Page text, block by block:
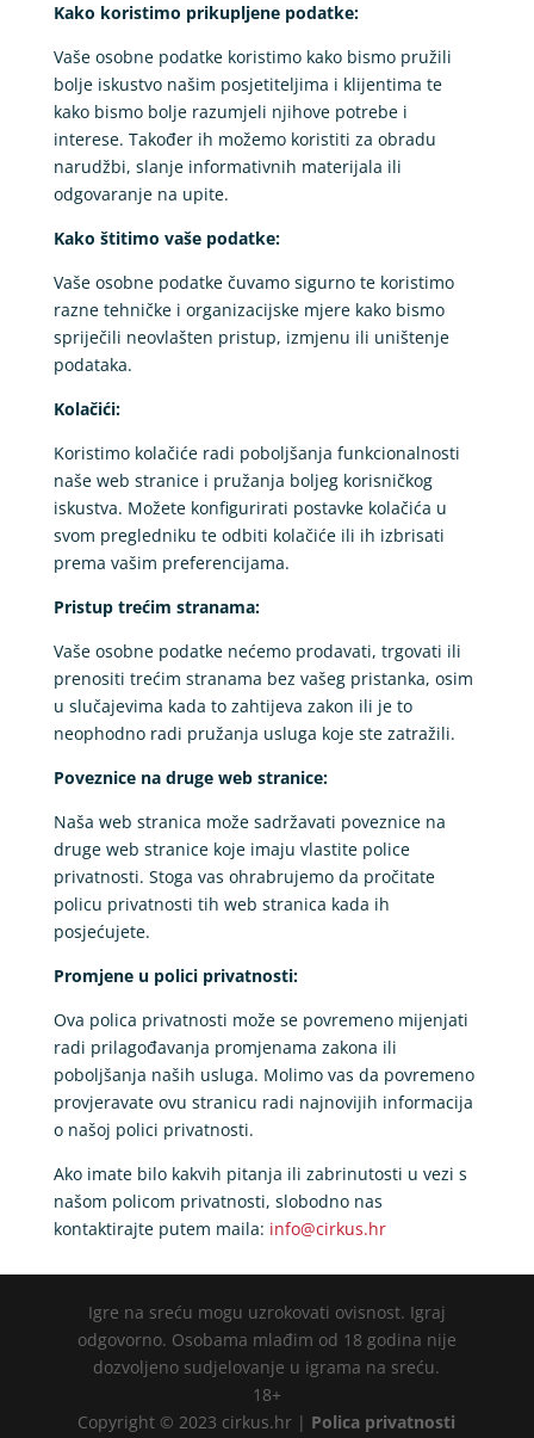
Kako koristimo prikupljene podatke:
Vaše osobne podatke koristimo kako bismo pružili
bolje iskustvo našim posjetiteljima i klijentima te
kako bismo bolje razumjeli njihove potrebe i
interese. Također ih možemo koristiti za obradu
narudžbi, slanje informativnih materijala ili
odgovaranje na upite.
Kako štitimo vaše podatke:
Vaše osobne podatke čuvamo sigurno te koristimo
razne tehničke i organizacijske mjere kako bismo
spriječili neovlašten pristup, izmjenu ili uništenje
podataka.
Kolačići:
Koristimo kolačiće radi poboljšanja funkcionalnosti
naše web stranice i pružanja boljeg korisničkog
iskustva. Možete konfigurirati postavke kolačića u
svom pregledniku te odbiti kolačiće ili ih izbrisati
prema vašim preferencijama.
Pristup trećim stranama:
Vaše osobne podatke nećemo prodavati, trgovati ili
prenositi trećim stranama bez vašeg pristanka, osim
u slučajevima kada to zahtijeva zakon ili je to
neophodno radi pružanja usluga koje ste zatražili.
Poveznice na druge web stranice:
Naša web stranica može sadržavati poveznice na
druge web stranice koje imaju vlastite police
privatnosti. Stoga vas ohrabrujemo da pročitate
policu privatnosti tih web stranica kada ih
posjećujete.
Promjene u polici privatnosti:
Ova polica privatnosti može se povremeno mijenjati
radi prilagođavanja promjenama zakona ili
poboljšanja naših usluga. Molimo vas da povremeno
provjeravate ovu stranicu radi najnovijih informacija
o našoj polici privatnosti.
Ako imate bilo kakvih pitanja ili zabrinutosti u vezi s
našom policom privatnosti, slobodno nas
kontaktirajte putem maila: info@cirkus.hr
Igre na sreću mogu uzrokovati ovisnost. Igraj
odgovorno. Osobama mlađim od 18 godina nije
dozvoljeno sudjelovanje u igrama na sreću.
18+
Copyright © 2023 cirkus.hr | Polica privatnosti